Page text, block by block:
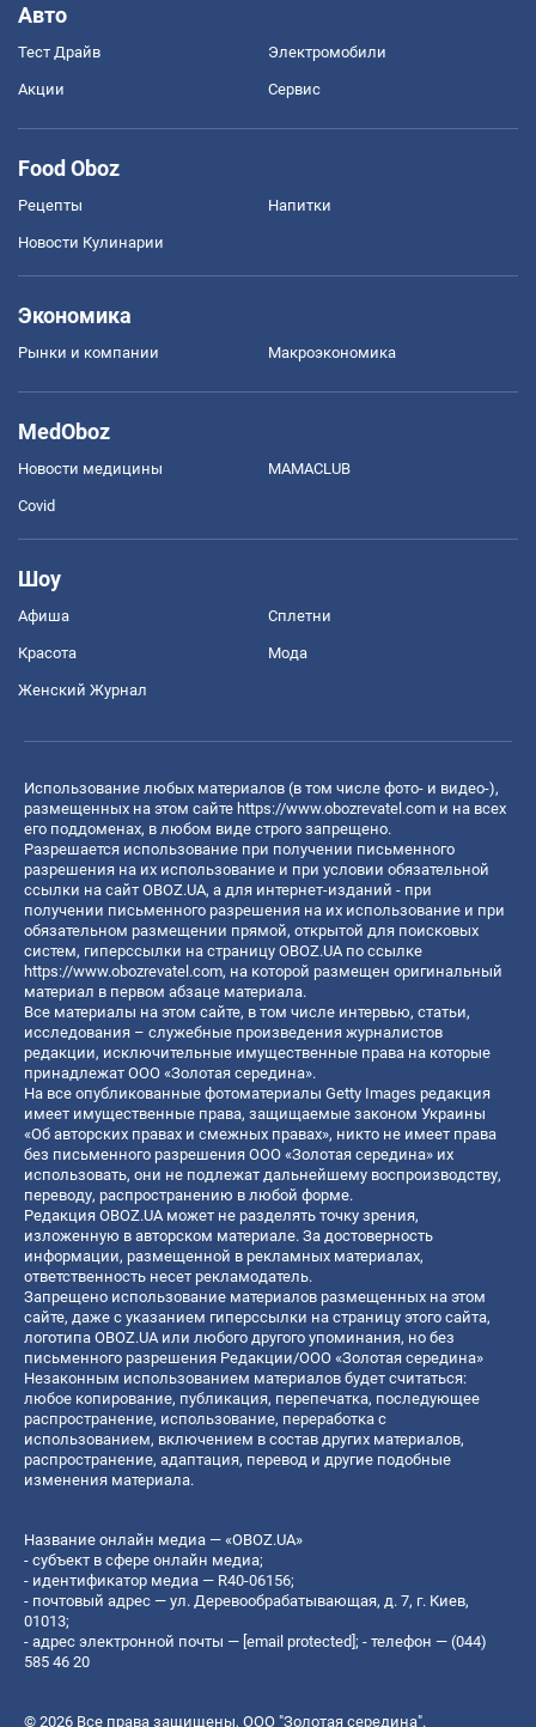
Авто
Тест Драйв Электромобили
Акции Сервис
Food Oboz
Рецепты Напитки
Новости Кулинарии
Экономика
Рынки и компании Mакроэкономика
MedOboz
Новости медицины MAMACLUB
Covid
Шоу
Афиша Сплетни
Красота Мода
Женский Журнал
Использование любых материалов (в том числе фото- и видео-),
размещенных на этом сайте https://www.obozrevatel.com и на всех
его поддоменах, в любом виде строго запрещено.
Разрешается использование при получении письменного
разрешения на их использование и при условии обязательной
ссылки на сайт OBOZ.UA, а для интернет-изданий - при
получении письменного разрешения на их использование и при
обязательном размещении прямой, открытой для поисковых
систем, гиперссылки на страницу OBOZ.UA по ссылке
https://www.obozrevatel.com, на которой размещен оригинальный
материал в первом абзаце материала.
Все материалы на этом сайте, в том числе интервью, статьи,
исследования – служебные произведения журналистов
редакции, исключительные имущественные права на которые
принадлежат ООО «Золотая середина».
На все опубликованные фотоматериалы Getty Images редакция
имеет имущественные права, защищаемые законом Украины
«Об авторских правах и смежных правах», никто не имеет права
без письменного разрешения ООО «Золотая середина» их
использовать, они не подлежат дальнейшему воспроизводству,
переводу, распространению в любой форме.
Редакция OBOZ.UA может не разделять точку зрения,
изложенную в авторском материале. За достоверность
информации, размещенной в рекламных материалах,
ответственность несет рекламодатель.
Запрещено использование материалов размещенных на этом
сайте, даже с указанием гиперссылки на страницу этого сайта,
логотипа OBOZ.UA или любого другого упоминания, но без
письменного разрешения Редакции/ООО «Золотая середина»
Незаконным использованием материалов будет считаться:
любое копирование, публикация, перепечатка, последующее
распространение, использование, переработка с
использованием, включением в состав других материалов,
распространение, адаптация, перевод и другие подобные
изменения материала.
Название онлайн медиа — «OBOZ.UA»
- субъект в сфере онлайн медиа;
- идентификатор медиа — R40-06156;
- почтовый адрес — ул. Деревообрабатывающая, д. 7, г. Киев,
01013;
- адрес электронной почты — [email protected]; - телефон — (044)
585 46 20
© 2026 Все права защищены, ООО "Золотая середина".